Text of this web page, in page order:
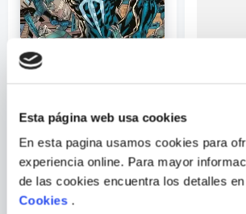
Esta página web usa cookies
En esta pagina usamos cookies para
experiencia online. Para mayor
de las cookies encuentra los detalles en
Cookies.
Escribir comentario
ENVIAR
COMENTARIO
VARIOS AUTORES
VENOM VOL. 2